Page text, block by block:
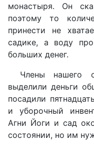
монастыря. Он
поэтому то
принести не
садике, а воду
больших денег.
Члены нашего
выделили деньги
посадили
и уборочный
Агни Йоги и сад
состоянии, но им